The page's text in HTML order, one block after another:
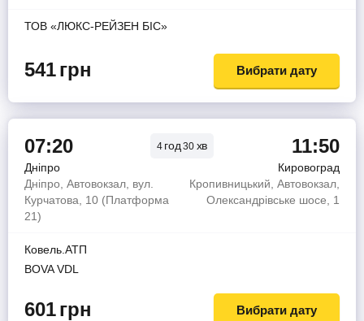
ТОВ «ЛЮКС-РЕЙЗЕН БІС»
541грн Вибрати дату
07:20 4 год30 хв 11:50
Дніпро
Кировоград
Дніпро, Автовокзал, вул.
Курчатова, 10 (Платформа
21)
Кропивницький, Автовокзал,
Олександрівське шосе, 1
Ковель.АТП
BOVA VDL
601грн Вибрати дату